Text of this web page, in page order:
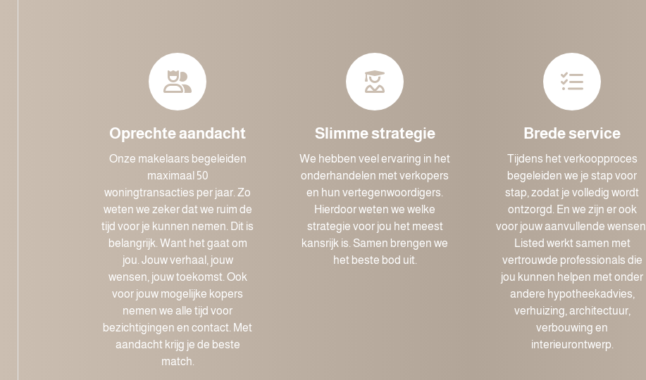
Oprechte aandacht
Onze makelaars begeleiden
maximaal 50
woningtransacties per jaar. Zo
weten we zeker dat we ruim de
tijd voor je kunnen nemen. Dit is
belangrijk. Want het gaat om
jou. Jouw verhaal, jouw
wensen, jouw toekomst. Ook
voor jouw mogelijke kopers
nemen we alle tijd voor
bezichtigingen en contact. Met
aandacht krijg je de beste
match.
Slimme strategie
We hebben veel ervaring in het
onderhandelen met verkopers
en hun vertegenwoordigers.
Hierdoor weten we welke
strategie voor jou het meest
kansrijk is. Samen brengen we
het beste bod uit.
Brede service
Tijdens het verkoopproces
begeleiden we je stap voor
stap, zodat je volledig wordt
ontzorgd. En we zijn er ook
voor jouw aanvullende wensen.
Listed werkt samen met
vertrouwde professionals die
jou kunnen helpen met onder
andere hypotheekadvies,
verhuizing, architectuur,
verbouwing en
interieurontwerp.